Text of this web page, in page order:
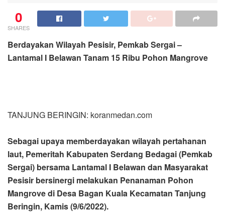
0
SHARES
Berdayakan Wilayah Pesisir, Pemkab Sergai –
Lantamal I Belawan Tanam 15 Ribu Pohon Mangrove
TANJUNG BERINGIN: koranmedan.com
Sebagai upaya memberdayakan wilayah pertahanan
laut, Pemeritah Kabupaten Serdang Bedagai (Pemkab
Sergai) bersama Lantamal I Belawan dan Masyarakat
Pesisir bersinergi melakukan Penanaman Pohon
Mangrove di Desa Bagan Kuala Kecamatan Tanjung
Beringin, Kamis (9/6/2022).